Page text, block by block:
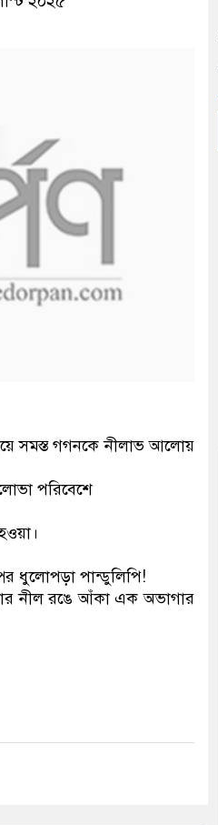
সমস্ত গগনকে নীলাভ আলোয়
পরিবেশে
ধুলোপড়া পান্ডুলিপি!
নীল রঙে আঁকা এক অভাগার